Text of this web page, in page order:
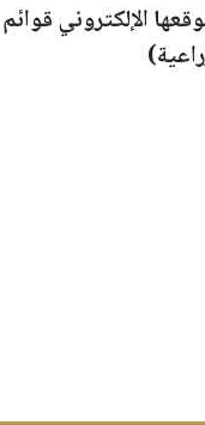
الإلكتروني
)